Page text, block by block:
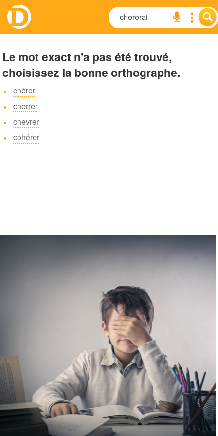
Le mot exact n'a pas été trouvé,
choisissez la bonne orthographe.
chérer
cherrer
chevrer
cohérer